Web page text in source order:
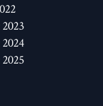
Report
2023 Financial Report
2024 Financial Report
2025 Financial Report